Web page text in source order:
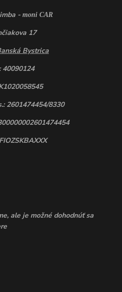
- moni CAR
17
Bystrica
40090124
2601474454/8330
ale je možné dohodnúť sa